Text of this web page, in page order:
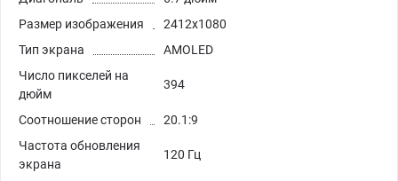
Размер изображения
2412x1080
Тип экрана
AMOLED
Число пикселей на
дюйм
394
Соотношение сторон
20.1:9
Частота обновления
экрана
120 Гц